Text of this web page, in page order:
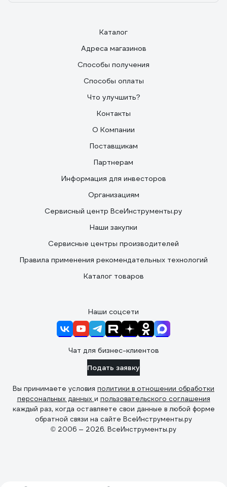
Каталог
Адреса магазинов
Способы получения
Способы оплаты
Что улучшить?
Контакты
О Компании
Поставщикам
Партнерам
Информация для инвесторов
Организациям
Сервисный центр ВсеИнструменты.ру
Наши закупки
Сервисные центры производителей
Правила применения рекомендательных технологий
Каталог товаров
Наши соцсети
Чат для бизнес-клиентов
Подать заявку
Вы принимаете условия политики в отношении обработки
персональных данных и пользовательского соглашения
каждый раз, когда оставляете свои данные в любой форме
обратной связи на сайте ВсеИнструменты.ру
© 2006 — 2026. ВсеИнструменты.ру